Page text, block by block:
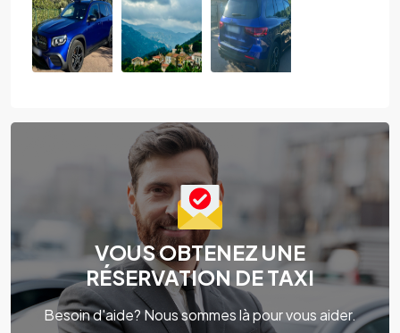
VOUS OBTENEZ UNE
RÉSERVATION DE TAXI
Besoin d'aide? Nous sommes là pour vous aider.